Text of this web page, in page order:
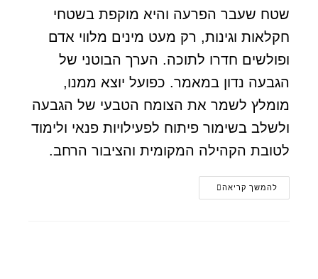
שטח שעבר הפרעה והיא מוקפת בשטחי
חקלאות וגינות, רק מעט מינים מלווי אדם
ופולשים חדרו לתוכה. הערך הבוטני של
הגבעה נדון במאמר. כפועל יוצא ממנו,
מומלץ לשמר את הצומח הטבעי של הגבעה
ולשלב בשימור פיתוח לפעילויות פנאי ולימוד
לטובת הקהילה המקומית והציבור הרחב.
להמשך קריאה